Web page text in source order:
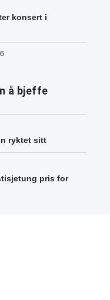
konsert i
å bjeffe
ryktet sitt
pris for